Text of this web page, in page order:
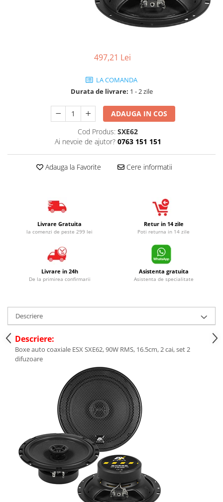
497,21 Lei
LA COMANDA
Durata de livrare: 1 - 2 zile
ADAUGA IN COS
Cod Produs: SXE62
Ai nevoie de ajutor? 0763 151 151
Adauga la Favorite Cere informatii
Livrare Gratuita
la comenzi de peste 299 lei
Retur in 14 zile
Poti returna in 14 zile
Livrare in 24h
De la primirea confirmarii
Asistenta gratuita
Asistenta de specialitate
Descriere
Descriere:
Boxe auto coaxiale ESX SXE62, 90W RMS, 16.5cm, 2 cai, set 2
difuzoare